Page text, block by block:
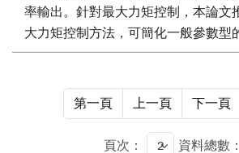
率輸出。針對最大力矩控制，本論文
大力矩控制方法，可簡化一般參數型
能有相同最大力矩輸出的前提下也能
弱磁控制的暫態與穩態響應，並針對
及弱磁控制器設定加以優化，讓這兩
相近的最大定功率輸出。
第一頁 上一頁 下一頁
頁次： 資料總數